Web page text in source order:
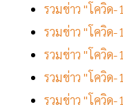
รวมข่าว "โควิ
รวมข่าว "โควิ
รวมข่าว "โควิ
รวมข่าว "โควิ
รวมข่าว "โควิ